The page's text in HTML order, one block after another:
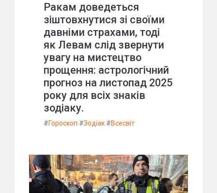
Ракам доведеться
зіштовхнутися зі своїми
давніми страхами, тоді
як Левам слід звернути
увагу на мистецтво
прощення: астрологічний
прогноз на листопад 2025
року для всіх знаків
зодіаку.
#Гороскоп #Зодіак #Всесвіт